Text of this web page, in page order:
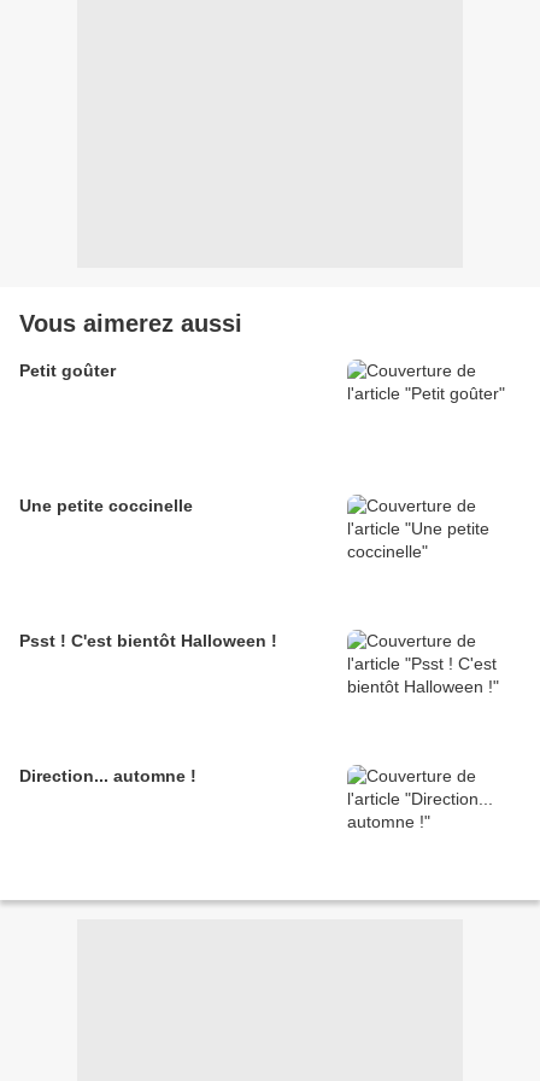
Vous aimerez aussi
Petit goûter
Une petite coccinelle
Psst ! C'est bientôt Halloween !
Direction... automne !